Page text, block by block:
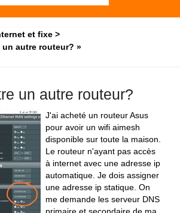
et fixe
autre routeur? »
un autre routeur?
J'ai acheté un routeur Asus
pour avoir un wifi aimesh
disponible sur toute la maison.
Le routeur n'ayant pas accès
à internet avec une adresse ip
automatique. Je dois assigner
une adresse ip statique. On
me demande les serveur DNS